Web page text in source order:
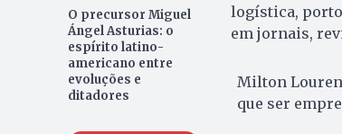
O precursor Miguel
Ángel Asturias: o
espírito latino-
americano entre
evoluções e
ditadores
logística,
em jornais,
Milton
que ser